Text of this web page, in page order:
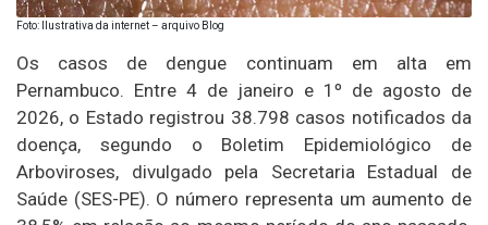
Foto: Ilustrativa da internet – arquivo Blog
Os casos de dengue continuam em alta em
Pernambuco. Entre 4 de janeiro e 1º de agosto de
2026, o Estado registrou 38.798 casos notificados da
doença, segundo o Boletim Epidemiológico de
Arboviroses, divulgado pela Secretaria Estadual de
Saúde (SES-PE). O número representa um aumento de